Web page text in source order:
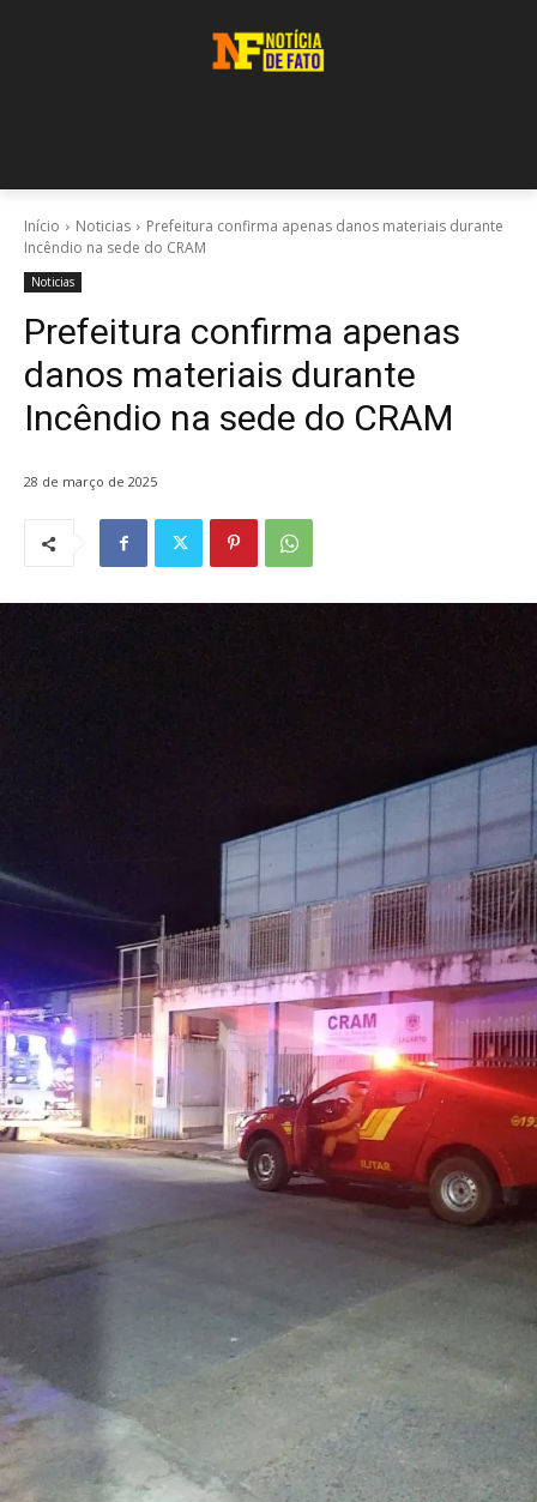
Início Noticias
Prefeitura confirma apenas danos materiais durante
Incêndio na sede do CRAM
Noticias
Prefeitura confirma apenas
danos materiais durante
Incêndio na sede do CRAM
28 de março de 2025